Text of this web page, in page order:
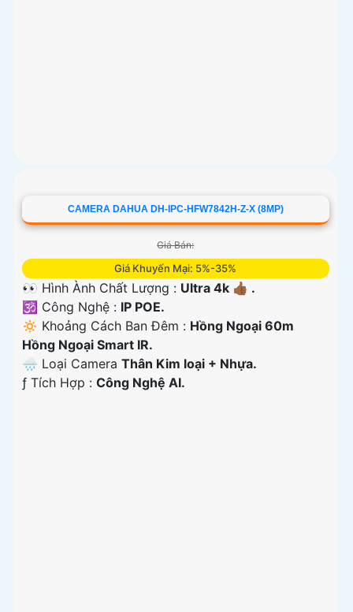
CAMERA DAHUA DH-IPC-HFW7842H-Z-X (8MP)
Giá Bán:
Giá Khuyến Mại: 5%-35%
👀 Hình Ành Chất Lượng : Ultra 4k 👍🏾 .
🕉️ Công Nghệ : IP POE.
🔅 Khoảng Cách Ban Đêm : Hồng Ngoại 60m
Hồng Ngoại Smart IR.
🌧️ Loại Camera Thân Kim loại + Nhựa.
️ƒ Tích Hợp : Công Nghệ AI.